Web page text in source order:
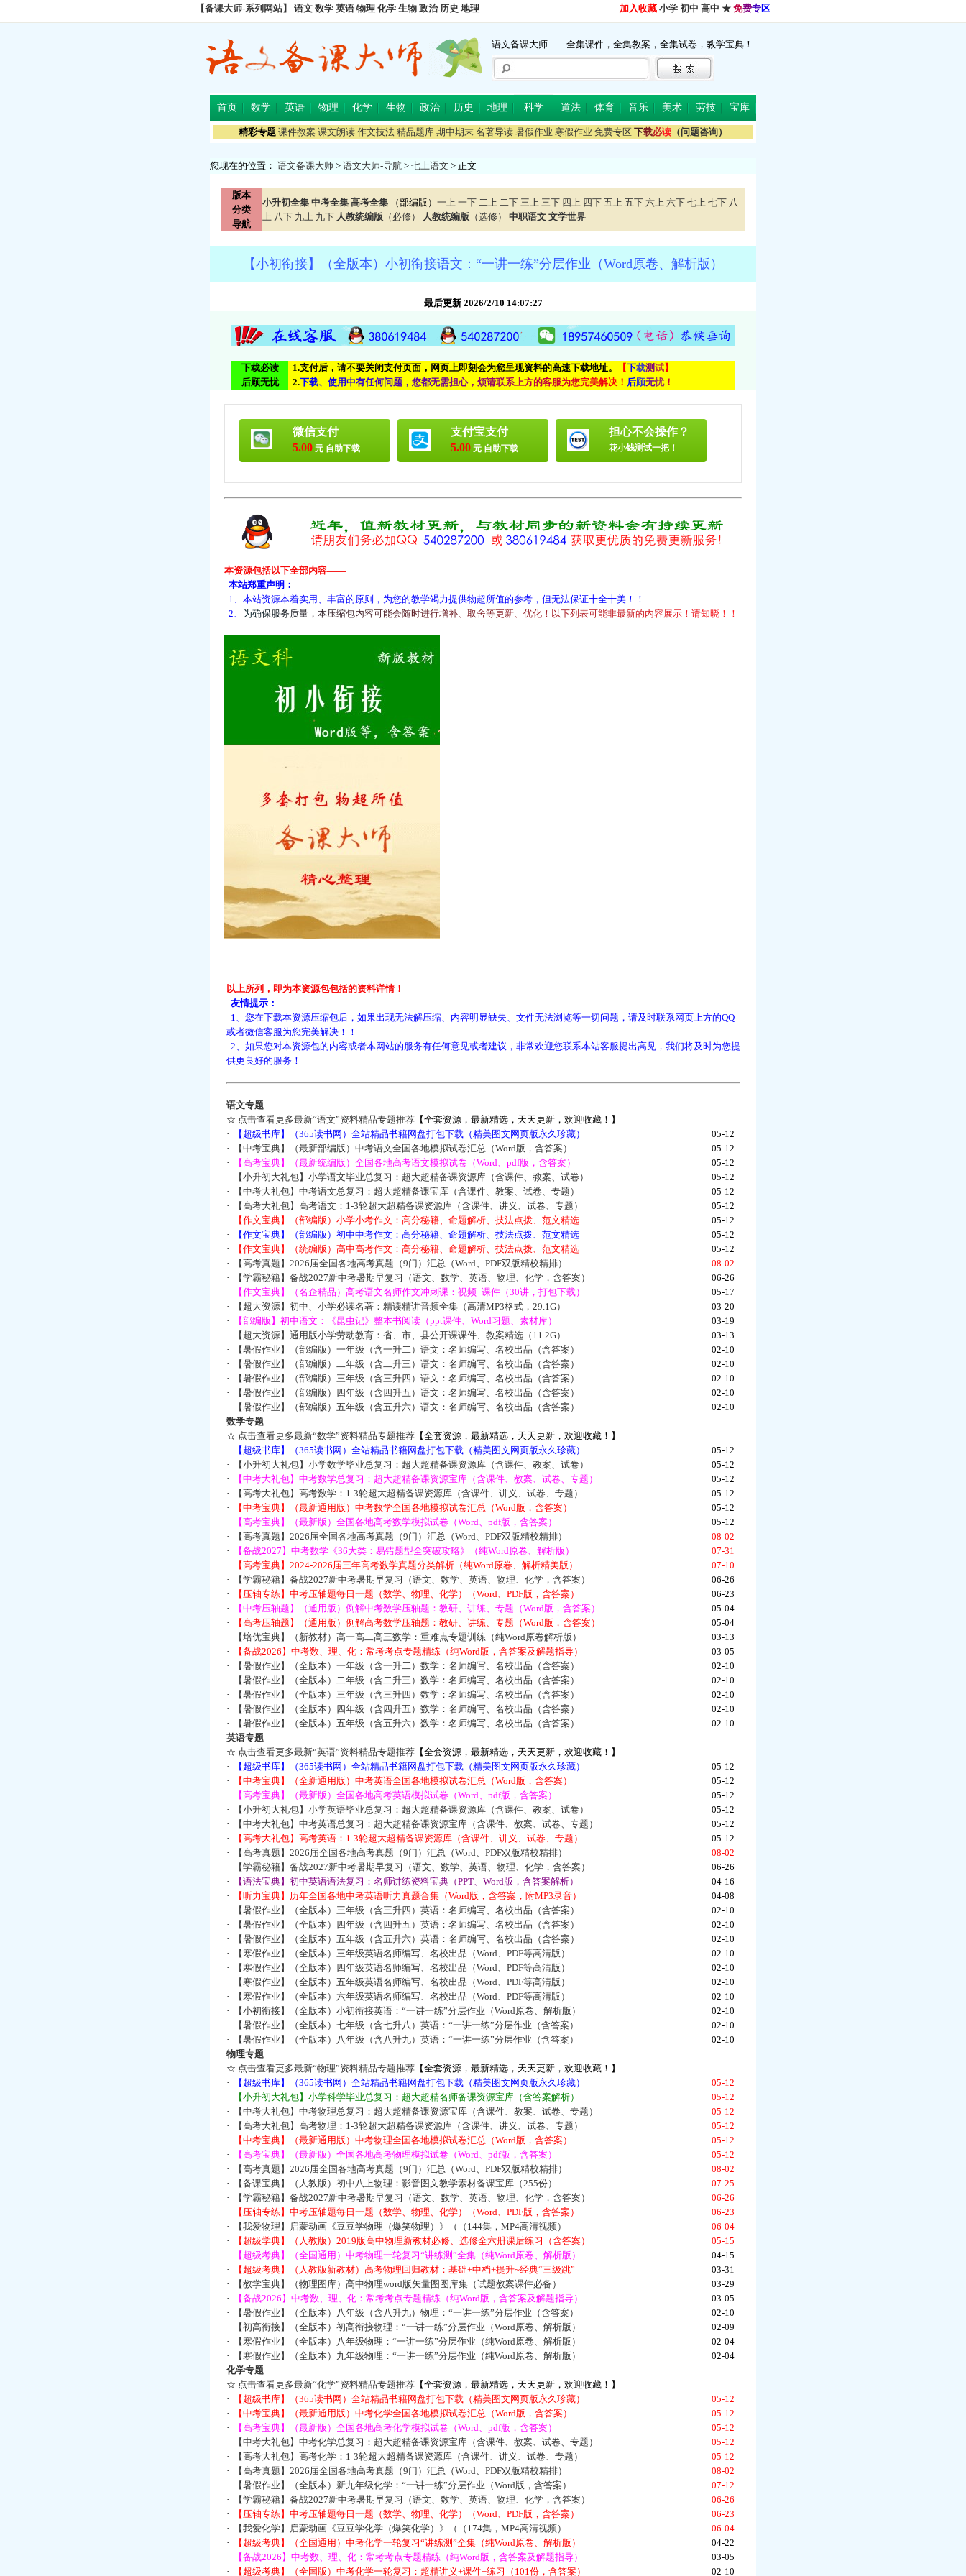
【备课大师-系列网站】 语文 数学 英语 物理 化学 生物 政治 历史 地理 加入收藏 小学 初中 高中 ★ 免费专区
语文备课大师——全集课件，全集教案，全集试卷，教学宝典！
首页 数学 英语 物理 化学 生物 政治 历史 地理 科学 道法 体育 音乐 美术 劳技 宝库
精彩专题 课件教案 课文朗读 作文技法 精品题库 期中期末 名著导读 暑假作业 寒假作业 免费专区 下载必读 （问题咨询）
您现在的位置： 语文备课大师 > 语文大师-导航 > 七上语文 > 正文
版本
分类
导航
小升初全集 中考全集 高考全集 （部编版） 一上 一下 二上 二下 三上 三下 四上 四下 五上 五下 六上 六下 七上 七下 八
上 八下 九上 九下 人教统编版 （必修） 人教统编版 （选修） 中职语文 文学世界
【小初衔接】（全版本）小初衔接语文：“一讲一练”分层作业（Word原卷、解析版）
最后更新 2026/2/10 14:07:27
下载必读
后顾无忧
1.支付后，请不要关闭支付页面，网页上即刻会为您呈现资料的高速下载地址。 【下载测试】
2.下载、 使用中有任何问题 ， 您都无需担心， 烦请联系上方的客服为您完美解决 ！ 后顾无忧！
微信支付
5.00 元 自助下载
支付宝支付
5.00 元 自助下载
担心不会操作？
花小钱测试一把！
本资源包括以下全部内容——
本站郑重声明：
1、本站资源本着实用、丰富的原则，为您的教学竭力提供物超所值的参考，但无法保证十全十美！！
2、 为确保服务质量 ， 本压缩包内容可能会随时进行增补、 取舍等更新、 优化 ！ 以下列 表可能非最新的内容展示 ！ 请知晓 ！ ！
以上所列，即为本资源包包括的资料详情！
友情提示：
1、您在下载本资源压缩包后，如果出现无法解压缩、内容明显缺失、文件无法浏览等一切问题，请及时联系网页上方的QQ
或者微信客服为您完美解决！！
2、如果您对本资源包的内容或者本网站的服务有任何意见或者建议，非常欢迎您联系本站客服提出高见，我们将及时为您提
供更良好的服务！
语文专题
☆ 点击查看更多最新“语文”资料精品专题推荐【全套资源，最新精选，天天更新，欢迎收藏！】
·
【超级书库】（365读书网）全站精品书籍网盘打包下载（精美图文网页版永久珍藏）
05-12
·
【中考宝典】（最新部编版）中考语文全国各地模拟试卷汇总（Word版，含答案）
05-12
·
【高考宝典】（最新统编版）全国各地高考语文模拟试卷（Word、pdf版，含答案）
05-12
·
【小升初大礼包】小学语文毕业总复习：超大超精备课资源库（含课件、教案、试卷）
05-12
·
【中考大礼包】中考语文总复习：超大超精备课宝库（含课件、教案、试卷、专题）
05-12
·
【高考大礼包】高考语文：1-3轮超大超精备课资源库（含课件、讲义、试卷、专题）
05-12
·
【作文宝典】（部编版）小学小考作文：高分秘籍、命题解析、技法点拨、范文精选
05-12
·
【作文宝典】（部编版）初中中考作文：高分秘籍、命题解析、技法点拨、范文精选
05-12
·
【作文宝典】（统编版）高中高考作文：高分秘籍、命题解析、技法点拨、范文精选
05-12
·
【高考真题】2026届全国各地高考真题（9门）汇总（Word、PDF双版精校精排）
08-02
·
【学霸秘籍】备战2027新中考暑期早复习（语文、数学、英语、物理、化学，含答案）
06-26
·
【作文宝典】（名企精品）高考语文名师作文冲刺课：视频+课件（30讲，打包下载）
05-17
·
【超大资源】初中、小学必读名著：精读精讲音频全集（高清MP3格式，29.1G）
03-20
·
【部编版】初中语文：《昆虫记》整本书阅读（ppt课件、Word习题、素材库）
03-19
·
【超大资源】通用版小学劳动教育：省、市、县公开课课件、教案精选（11.2G）
03-13
·
【暑假作业】（部编版）一年级（含一升二）语文：名师编写、名校出品（含答案）
02-10
·
【暑假作业】（部编版）二年级（含二升三）语文：名师编写、名校出品（含答案）
02-10
·
【暑假作业】（部编版）三年级（含三升四）语文：名师编写、名校出品（含答案）
02-10
·
【暑假作业】（部编版）四年级（含四升五）语文：名师编写、名校出品（含答案）
02-10
·
【暑假作业】（部编版）五年级（含五升六）语文：名师编写、名校出品（含答案）
02-10
数学专题
☆ 点击查看更多最新“数学”资料精品专题推荐【全套资源，最新精选，天天更新，欢迎收藏！】
·
【超级书库】（365读书网）全站精品书籍网盘打包下载（精美图文网页版永久珍藏）
05-12
·
【小升初大礼包】小学数学毕业总复习：超大超精备课资源库（含课件、教案、试卷）
05-12
·
【中考大礼包】中考数学总复习：超大超精备课资源宝库（含课件、教案、试卷、专题）
05-12
·
【高考大礼包】高考数学：1-3轮超大超精备课资源库（含课件、讲义、试卷、专题）
05-12
·
【中考宝典】（最新通用版）中考数学全国各地模拟试卷汇总（Word版，含答案）
05-12
·
【高考宝典】（最新版）全国各地高考数学模拟试卷（Word、pdf版，含答案）
05-12
·
【高考真题】2026届全国各地高考真题（9门）汇总（Word、PDF双版精校精排）
08-02
·
【备战2027】中考数学《36大类：易错题型全突破攻略》（纯Word原卷、解析版）
07-31
·
【高考宝典】2024-2026届三年高考数学真题分类解析（纯Word原卷、解析精美版）
07-10
·
【学霸秘籍】备战2027新中考暑期早复习（语文、数学、英语、物理、化学，含答案）
06-26
·
【压轴专练】中考压轴题每日一题（数学、物理、化学）（Word、PDF版，含答案）
06-23
·
【中考压轴题】（通用版）例解中考数学压轴题：教研、讲练、专题（Word版，含答案）
05-04
·
【高考压轴题】（通用版）例解高考数学压轴题：教研、讲练、专题（Word版，含答案）
05-04
·
【培优宝典】（新教材）高一高二高三数学：重难点专题训练（纯Word原卷解析版）
03-13
·
【备战2026】中考数、理、化：常考考点专题精练（纯Word版，含答案及解题指导）
03-05
·
【暑假作业】（全版本）一年级（含一升二）数学：名师编写、名校出品（含答案）
02-10
·
【暑假作业】（全版本）二年级（含二升三）数学：名师编写、名校出品（含答案）
02-10
·
【暑假作业】（全版本）三年级（含三升四）数学：名师编写、名校出品（含答案）
02-10
·
【暑假作业】（全版本）四年级（含四升五）数学：名师编写、名校出品（含答案）
02-10
·
【暑假作业】（全版本）五年级（含五升六）数学：名师编写、名校出品（含答案）
02-10
英语专题
☆ 点击查看更多最新“英语”资料精品专题推荐【全套资源，最新精选，天天更新，欢迎收藏！】
·
【超级书库】（365读书网）全站精品书籍网盘打包下载（精美图文网页版永久珍藏）
05-12
·
【中考宝典】（全新通用版）中考英语全国各地模拟试卷汇总（Word版，含答案）
05-12
·
【高考宝典】（最新版）全国各地高考英语模拟试卷（Word、pdf版，含答案）
05-12
·
【小升初大礼包】小学英语毕业总复习：超大超精备课资源库（含课件、教案、试卷）
05-12
·
【中考大礼包】中考英语总复习：超大超精备课资源宝库（含课件、教案、试卷、专题）
05-12
·
【高考大礼包】高考英语：1-3轮超大超精备课资源库（含课件、讲义、试卷、专题）
05-12
·
【高考真题】2026届全国各地高考真题（9门）汇总（Word、PDF双版精校精排）
08-02
·
【学霸秘籍】备战2027新中考暑期早复习（语文、数学、英语、物理、化学，含答案）
06-26
·
【语法宝典】初中英语语法复习：名师讲练资料宝典（PPT、Word版，含答案解析）
04-16
·
【听力宝典】历年全国各地中考英语听力真题合集（Word版，含答案，附MP3录音）
04-08
·
【暑假作业】（全版本）三年级（含三升四）英语：名师编写、名校出品（含答案）
02-10
·
【暑假作业】（全版本）四年级（含四升五）英语：名师编写、名校出品（含答案）
02-10
·
【暑假作业】（全版本）五年级（含五升六）英语：名师编写、名校出品（含答案）
02-10
·
【寒假作业】（全版本）三年级英语名师编写、名校出品（Word、PDF等高清版）
02-10
·
【寒假作业】（全版本）四年级英语名师编写、名校出品（Word、PDF等高清版）
02-10
·
【寒假作业】（全版本）五年级英语名师编写、名校出品（Word、PDF等高清版）
02-10
·
【寒假作业】（全版本）六年级英语名师编写、名校出品（Word、PDF等高清版）
02-10
·
【小初衔接】（全版本）小初衔接英语：“一讲一练”分层作业（Word原卷、解析版）
02-10
·
【暑假作业】（全版本）七年级（含七升八）英语：“一讲一练”分层作业（含答案）
02-10
·
【暑假作业】（全版本）八年级（含八升九）英语：“一讲一练”分层作业（含答案）
02-10
物理专题
☆ 点击查看更多最新“物理”资料精品专题推荐【全套资源，最新精选，天天更新，欢迎收藏！】
·
【超级书库】（365读书网）全站精品书籍网盘打包下载（精美图文网页版永久珍藏）
05-12
·
【小升初大礼包】小学科学毕业总复习：超大超精名师备课资源宝库（含答案解析）
05-12
·
【中考大礼包】中考物理总复习：超大超精备课资源宝库（含课件、教案、试卷、专题）
05-12
·
【高考大礼包】高考物理：1-3轮超大超精备课资源库（含课件、讲义、试卷、专题）
05-12
·
【中考宝典】（最新通用版）中考物理全国各地模拟试卷汇总（Word版，含答案）
05-12
·
【高考宝典】（最新版）全国各地高考物理模拟试卷（Word、pdf版，含答案）
05-12
·
【高考真题】2026届全国各地高考真题（9门）汇总（Word、PDF双版精校精排）
08-02
·
【备课宝典】（人教版）初中八上物理：影音图文教学素材备课宝库（255份）
07-25
·
【学霸秘籍】备战2027新中考暑期早复习（语文、数学、英语、物理、化学，含答案）
06-26
·
【压轴专练】中考压轴题每日一题（数学、物理、化学）（Word、PDF版，含答案）
06-23
·
【我爱物理】启蒙动画《豆豆学物理（爆笑物理）》（（144集，MP4高清视频）
06-04
·
【超级学典】（人教版）2019版高中物理新教材必修、选修全六册课后练习（含答案）
05-15
·
【超级考典】（全国通用）中考物理一轮复习“讲练测”全集（纯Word原卷、解析版）
04-15
·
【超级考典】（人教版新教材）高考物理回归教材：基础+中档+提升~经典“三级跳”
03-31
·
【教学宝典】（物理图库）高中物理word版矢量图图库集（试题教案课件必备）
03-29
·
【备战2026】中考数、理、化：常考考点专题精练（纯Word版，含答案及解题指导）
03-05
·
【暑假作业】（全版本）八年级（含八升九）物理：“一讲一练”分层作业（含答案）
02-10
·
【初高衔接】（全版本）初高衔接物理：“一讲一练”分层作业（Word原卷、解析版）
02-09
·
【寒假作业】（全版本）八年级物理：“一讲一练”分层作业（纯Word原卷、解析版）
02-04
·
【寒假作业】（全版本）九年级物理：“一讲一练”分层作业（纯Word原卷、解析版）
02-04
化学专题
☆ 点击查看更多最新“化学”资料精品专题推荐【全套资源，最新精选，天天更新，欢迎收藏！】
·
【超级书库】（365读书网）全站精品书籍网盘打包下载（精美图文网页版永久珍藏）
05-12
·
【中考宝典】（最新通用版）中考化学全国各地模拟试卷汇总（Word版，含答案）
05-12
·
【高考宝典】（最新版）全国各地高考化学模拟试卷（Word、pdf版，含答案）
05-12
·
【中考大礼包】中考化学总复习：超大超精备课资源宝库（含课件、教案、试卷、专题）
05-12
·
【高考大礼包】高考化学：1-3轮超大超精备课资源库（含课件、讲义、试卷、专题）
05-12
·
【高考真题】2026届全国各地高考真题（9门）汇总（Word、PDF双版精校精排）
08-02
·
【暑假作业】（全版本）新九年级化学：“一讲一练”分层作业（Word版，含答案）
07-12
·
【学霸秘籍】备战2027新中考暑期早复习（语文、数学、英语、物理、化学，含答案）
06-26
·
【压轴专练】中考压轴题每日一题（数学、物理、化学）（Word、PDF版，含答案）
06-23
·
【我爱化学】启蒙动画《豆豆学化学（爆笑化学）》（（174集，MP4高清视频）
06-04
·
【超级考典】（全国通用）中考化学一轮复习“讲练测”全集（纯Word原卷、解析版）
04-22
·
【备战2026】中考数、理、化：常考考点专题精练（纯Word版，含答案及解题指导）
03-05
·
【超级考典】（全国版）中考化学一轮复习：超精讲义+课件+练习（101份，含答案） 02-10